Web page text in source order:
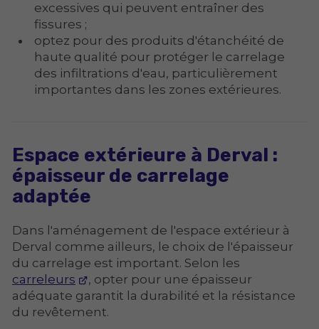
excessives qui peuvent entraîner des
fissures ;
optez pour des produits d'étanchéité de
haute qualité pour protéger le carrelage
des infiltrations d'eau, particulièrement
importantes dans les zones extérieures.
Espace extérieure à Derval :
épaisseur de carrelage
adaptée
Dans l'aménagement de l'espace extérieur à
Derval comme ailleurs, le choix de l'épaisseur
du carrelage est important. Selon les
carreleurs
, opter pour une épaisseur
adéquate garantit la durabilité et la résistance
du revêtement.